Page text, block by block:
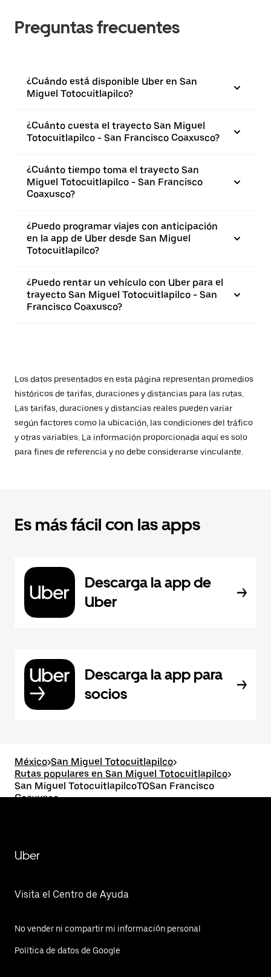
Preguntas frecuentes
¿Cuándo está disponible Uber en San
Miguel Totocuitlapilco?
¿Cuánto cuesta el trayecto San Miguel
Totocuitlapilco - San Francisco Coaxusco?
¿Cuánto tiempo toma el trayecto San
Miguel Totocuitlapilco - San Francisco
Coaxusco?
¿Puedo programar viajes con anticipación
en la app de Uber desde San Miguel
Totocuitlapilco?
¿Puedo rentar un vehículo con Uber para el
trayecto San Miguel Totocuitlapilco - San
Francisco Coaxusco?
Los datos presentados en esta página representan promedios
históricos de tarifas, duraciones y distancias para las rutas.
Las tarifas, duraciones y distancias reales pueden variar
según factores como la ubicación, las condiciones del tráfico
y otras variables. La información proporcionada aquí es solo
para fines de referencia y no debe considerarse vinculante.
Es más fácil con las apps
Descarga la app de
Uber
Descarga la app para
socios
México>San Miguel Totocuitlapilco>
Rutas populares en San Miguel Totocuitlapilco>
San Miguel TotocuitlapilcoTOSan Francisco
Coaxusco
Uber
Visita el Centro de Ayuda
No vender ni compartir mi información personal
Política de datos de Google